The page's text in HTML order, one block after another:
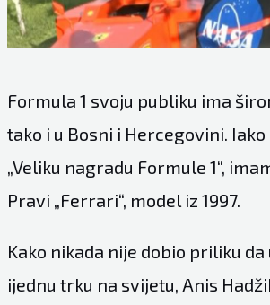
Formula 1 svoju publiku ima
tako i u Bosni i Hercegovini.
„Veliku nagradu Formule 1“,
Pravi „Ferrari“, model iz 1997.
Kako nikada nije dobio priliku
ijednu trku na svijetu, Anis